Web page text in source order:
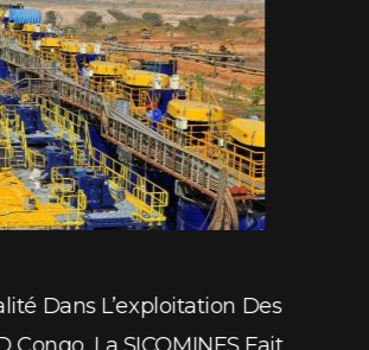
Dans L’exploitation Des